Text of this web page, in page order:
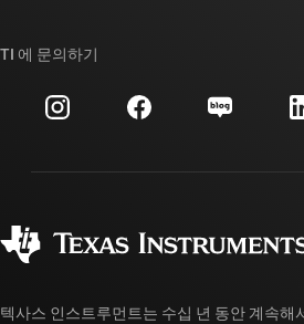
투자 관계
제조
대체품 검색
고객 지원 센터
myTI 계정 FAQ
주문 FAQ
TI 에 문의하기
텍사스 인스트루먼트는 수십 년 동안 계속해